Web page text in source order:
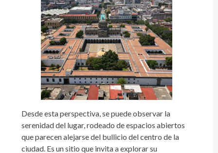
Desde esta perspectiva, se puede observar la
serenidad del lugar, rodeado de espacios abiertos
que parecen alejarse del bullicio del centro de la
ciudad. Es un sitio que invita a explorar su